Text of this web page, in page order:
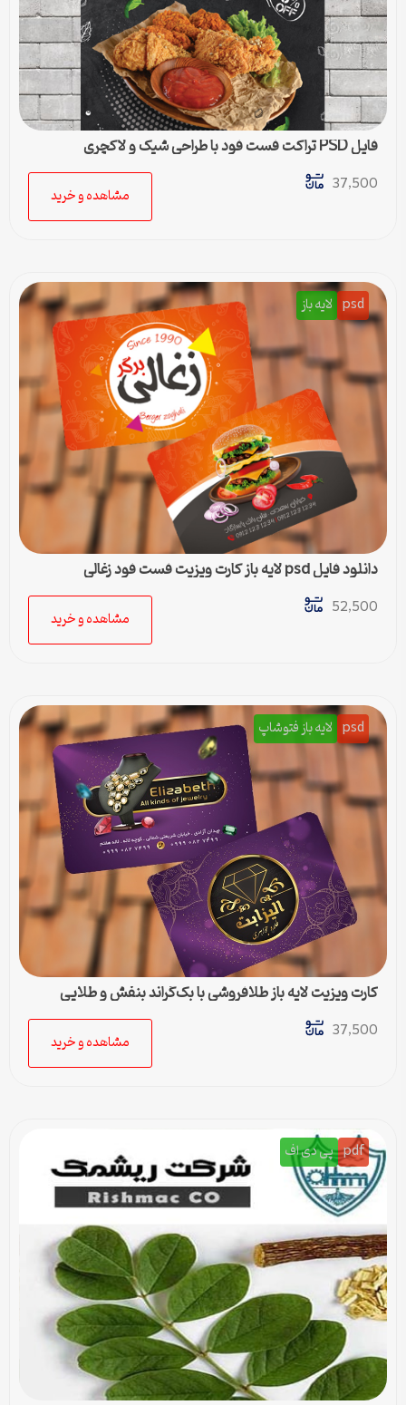
فایل PSD تراکت فست فود با طراحی شیک و لاکچری
37,500
مشاهده و خرید
psd لایه باز
دانلود فایل psd لایه باز کارت ویزیت فست فود زغالی
52,500
مشاهده و خرید
psd لایه باز فتوشاپ
کارت ویزیت لایه باز طلافروشی با بک‌گراند بنفش و طلایی
37,500
مشاهده و خرید
pdf پی دی اف